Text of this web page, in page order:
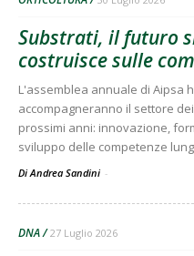
Substrati, il futuro
costruisce sulle
L'assemblea annuale di Aipsa
accompagneranno il settore
prossimi anni: innovazione,
sviluppo delle competenze
Di Andrea Sandini -
DNA 27 Luglio 2026